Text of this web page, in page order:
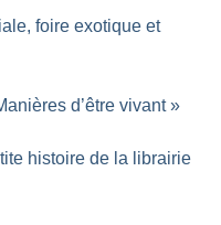
foire exotique et
d’être vivant »
histoire de la librairie